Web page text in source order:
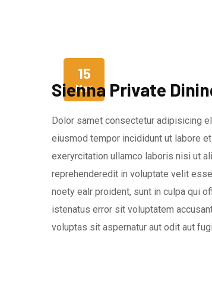
15
Mar
Sienna Private
Dolor samet consectetur adipisicing
eiusmod tempor incididunt ut labore
exeryrcitation ullamco laboris nisi ut
reprehenderedit in voluptate velit
noety ealr proident, sunt in culpa qui
istenatus error sit voluptatem
voluptas sit aspernatur aut odit aut